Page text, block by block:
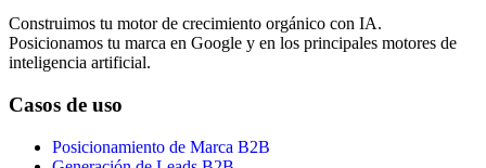
Construimos tu motor de crecimiento orgánico con IA.
Posicionamos tu marca en Google y en los principales motores de
inteligencia artificial.
Casos de uso
Posicionamiento de Marca B2B